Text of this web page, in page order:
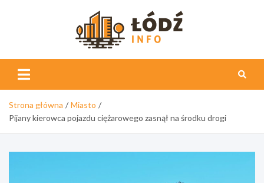
Info
Strona główna
Miasto
Pijany kierowca pojazdu ciężarowego zasnął na środku drogi